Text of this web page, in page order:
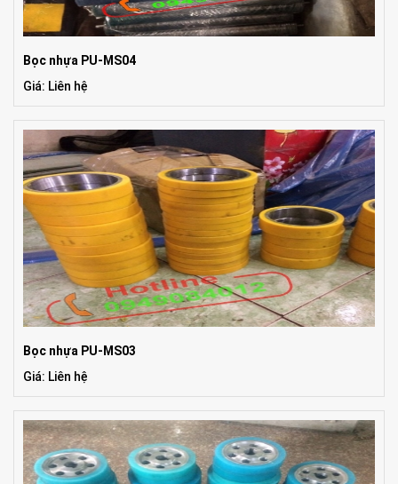
Bọc nhựa PU-MS04
Giá: Liên hệ
Bọc nhựa PU-MS03
Giá: Liên hệ